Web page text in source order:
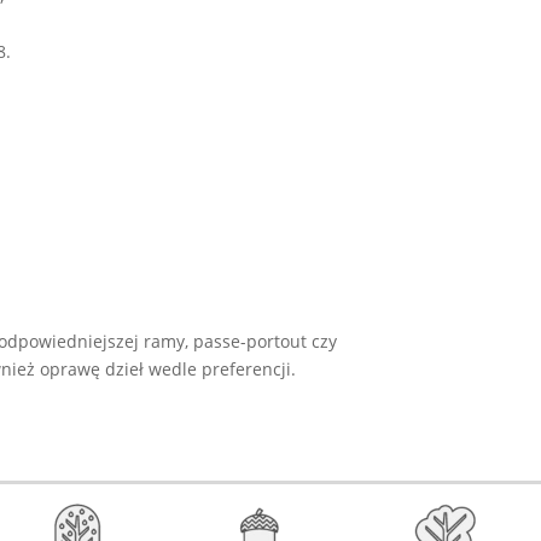
ramy, passe-portout czy
oprawę dzieł wedle preferencji.